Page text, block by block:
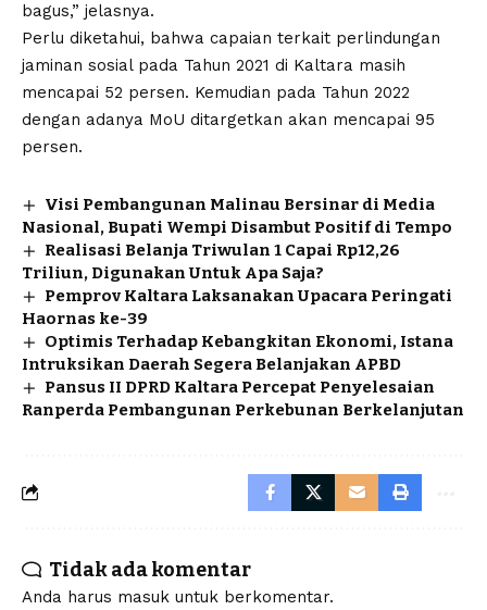
bagus,” jelasnya.
Perlu diketahui, bahwa capaian terkait perlindungan
jaminan sosial pada Tahun 2021 di Kaltara masih
mencapai 52 persen. Kemudian pada Tahun 2022
dengan adanya MoU ditargetkan akan mencapai 95
persen.
Visi Pembangunan Malinau Bersinar di Media
Nasional, Bupati Wempi Disambut Positif di Tempo
Realisasi Belanja Triwulan 1 Capai Rp12,26
Triliun, Digunakan Untuk Apa Saja?
Pemprov Kaltara Laksanakan Upacara Peringati
Haornas ke-39
Optimis Terhadap Kebangkitan Ekonomi, Istana
Intruksikan Daerah Segera Belanjakan APBD
Pansus II DPRD Kaltara Percepat Penyelesaian
Ranperda Pembangunan Perkebunan Berkelanjutan
Tidak ada komentar
Anda harus masuk untuk berkomentar.